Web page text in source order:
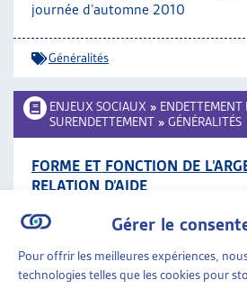
Gérer le
Pour offrir les meilleures expériences,
technologies telles que les cookies pour
journée d’automne 2010
Généralités
ENJEUX SOCIAUX » ENDETTEMENT
SURENDETTEMENT » GÉNÉRALITÉS
FORME ET FONCTION DE
RELATION D’AIDE
Généralités,Travail social